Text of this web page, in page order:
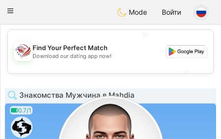
Dating
Toggle
Mode Войти
💖
Find Your Perfect Match
Download our dating app now!
Знакомства Мужчина в Mahdia
0.7/1